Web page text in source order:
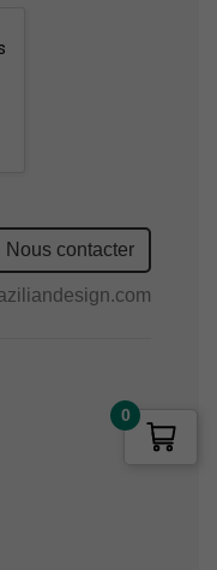
Nous contacter
0